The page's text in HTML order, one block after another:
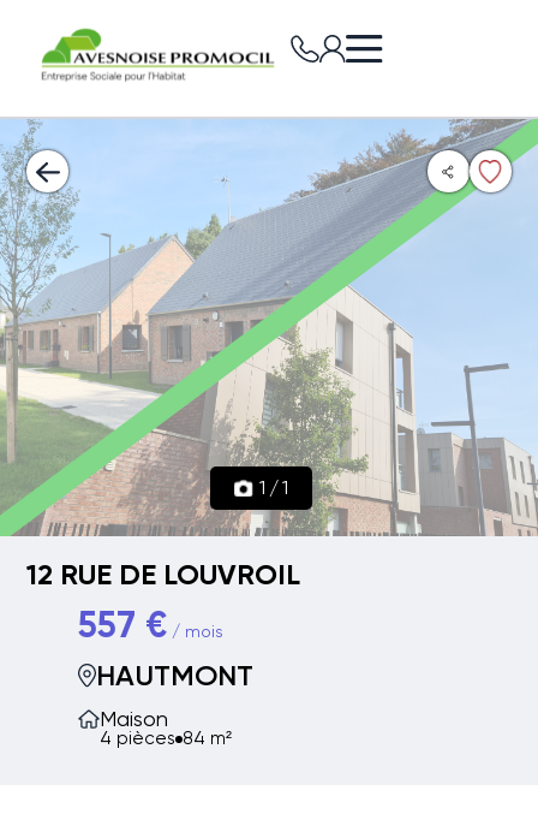
1 /1
12 RUE DE LOUVROIL
557 €/ mois
HAUTMONT
Maison
4 pièces 84 m²